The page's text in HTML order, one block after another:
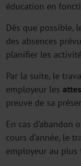
éducation en
Dès que possible,
des absences
planifier les
Par la suite, le
employeur les
preuve de sa
En cas d’abandon
cours d’année, le
employeur au